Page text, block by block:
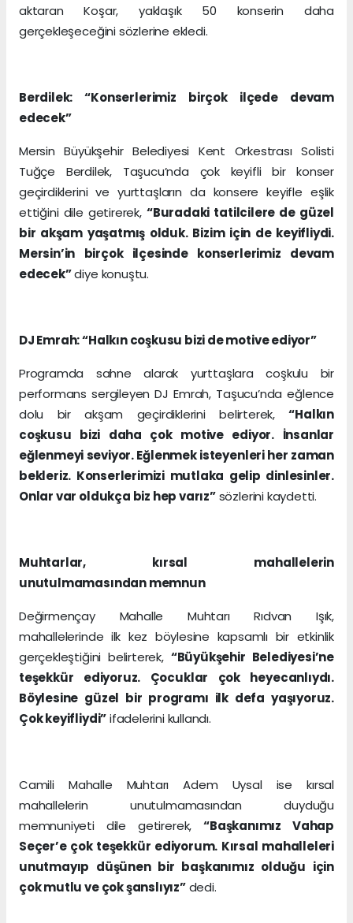
aktaran Koşar, yaklaşık 50 konserin daha
gerçekleşeceğini sözlerine ekledi.
Berdilek: “Konserlerimiz birçok ilçede devam
edecek”
Mersin Büyükşehir Belediyesi Kent Orkestrası Solisti
Tuğçe Berdilek, Taşucu’nda çok keyifli bir konser
geçirdiklerini ve yurttaşların da konsere keyifle eşlik
ettiğini dile getirerek, “Buradaki tatilcilere de güzel
bir akşam yaşatmış olduk. Bizim için de keyifliydi.
Mersin’in birçok ilçesinde konserlerimiz devam
edecek”diye konuştu.
DJ Emrah: “Halkın coşkusu bizi de motive ediyor”
Programda sahne alarak yurttaşlara coşkulu bir
performans sergileyen DJ Emrah, Taşucu’nda eğlence
dolu bir akşam geçirdiklerini belirterek,“Halkın
coşkusu bizi daha çok motive ediyor. İnsanlar
eğlenmeyi seviyor. Eğlenmek isteyenleri her zaman
bekleriz. Konserlerimizi mutlaka gelip dinlesinler.
Onlar var oldukça biz hep varız”sözlerini kaydetti.
Muhtarlar, kırsal mahallelerin
unutulmamasından memnun
Değirmençay Mahalle Muhtarı Rıdvan Işık,
mahallelerinde ilk kez böylesine kapsamlı bir etkinlik
gerçekleştiğini belirterek, “Büyükşehir Belediyesi’ne
teşekkür ediyoruz. Çocuklar çok heyecanlıydı.
Böylesine güzel bir programı ilk defa yaşıyoruz.
Çok keyifliydi”ifadelerini kullandı.
Camili Mahalle Muhtarı Adem Uysal ise kırsal
mahallelerin unutulmamasından duyduğu
memnuniyeti dile getirerek,“Başkanımız Vahap
Seçer’e çok teşekkür ediyorum. Kırsal mahalleleri
unutmayıp düşünen bir başkanımız olduğu için
çok mutlu ve çok şanslıyız”dedi.